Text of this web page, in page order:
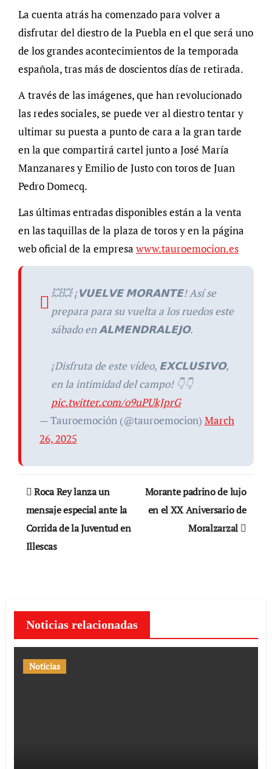
La cuenta atrás ha comenzado para volver a
disfrutar del diestro de la Puebla en el que será uno
de los grandes acontecimientos de la temporada
española, tras más de doscientos días de retirada.
A través de las imágenes, que han revolucionado
las redes sociales, se puede ver al diestro tentar y
ultimar su puesta a punto de cara a la gran tarde
en la que compartirá cartel junto a José María
Manzanares y Emilio de Justo con toros de Juan
Pedro Domecq.
Las últimas entradas disponibles están a la venta
en las taquillas de la plaza de toros y en la página
web oficial de la empresa www.tauroemocion.es
💥💥 ¡𝗩𝗨𝗘𝗟𝗩𝗘 𝗠𝗢𝗥𝗔𝗡𝗧𝗘! Así se
prepara para su vuelta a los ruedos este
sábado en 𝗔𝗟𝗠𝗘𝗡𝗗𝗥𝗔𝗟𝗘𝗝𝗢.
¡Disfruta de este vídeo, 𝗘𝗫𝗖𝗟𝗨𝗦𝗜𝗩𝗢,
en la intimidad del campo! 👇👇
pic.twitter.com/o9uPUkJprG
— Tauroemoción (@tauroemocion) March
26, 2025
Navegación
de
entradas
Roca Rey lanza un
mensaje especial ante la
Corrida de la Juventud en
Illescas
Morante padrino de lujo
en el XX Aniversario de
Moralzarzal
Noticias relacionadas
Noticias